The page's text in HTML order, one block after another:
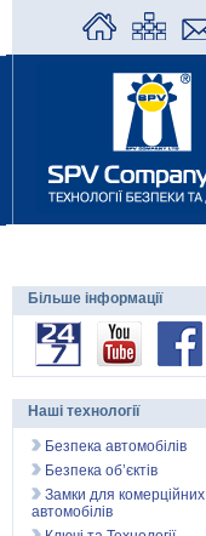
Більше інформації
Наші технології
Безпека автомобілів
Безпека об’єктів
Замки для комерційних
автомобілів